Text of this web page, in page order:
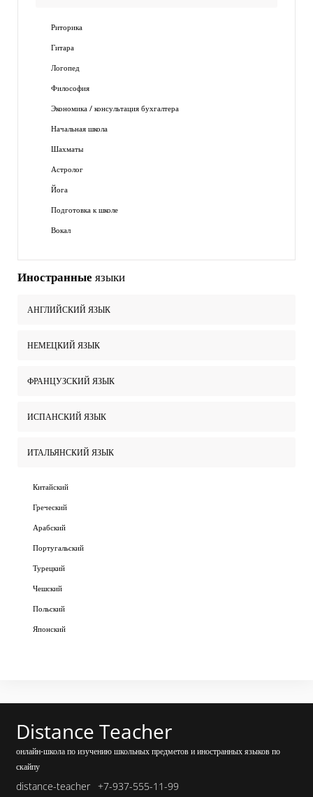
Риторика
Гитара
Логопед
Философия
Экономика / консультация бухгалтера
Начальная школа
Шахматы
Астролог
Йога
Подготовка к школе
Вокал
Иностранные языки
АНГЛИЙСКИЙ ЯЗЫК
НЕМЕЦКИЙ ЯЗЫК
ФРАНЦУЗСКИЙ ЯЗЫК
ИСПАНСКИЙ ЯЗЫК
ИТАЛЬЯНСКИЙ ЯЗЫК
Китайский
Греческий
Арабский
Португальский
Турецкий
Чешский
Польский
Японский
Distance Teacher
онлайн-школа по изучению школьных предметов и иностранных языков по
скайпу
distance-teacher +7-937-555-11-99